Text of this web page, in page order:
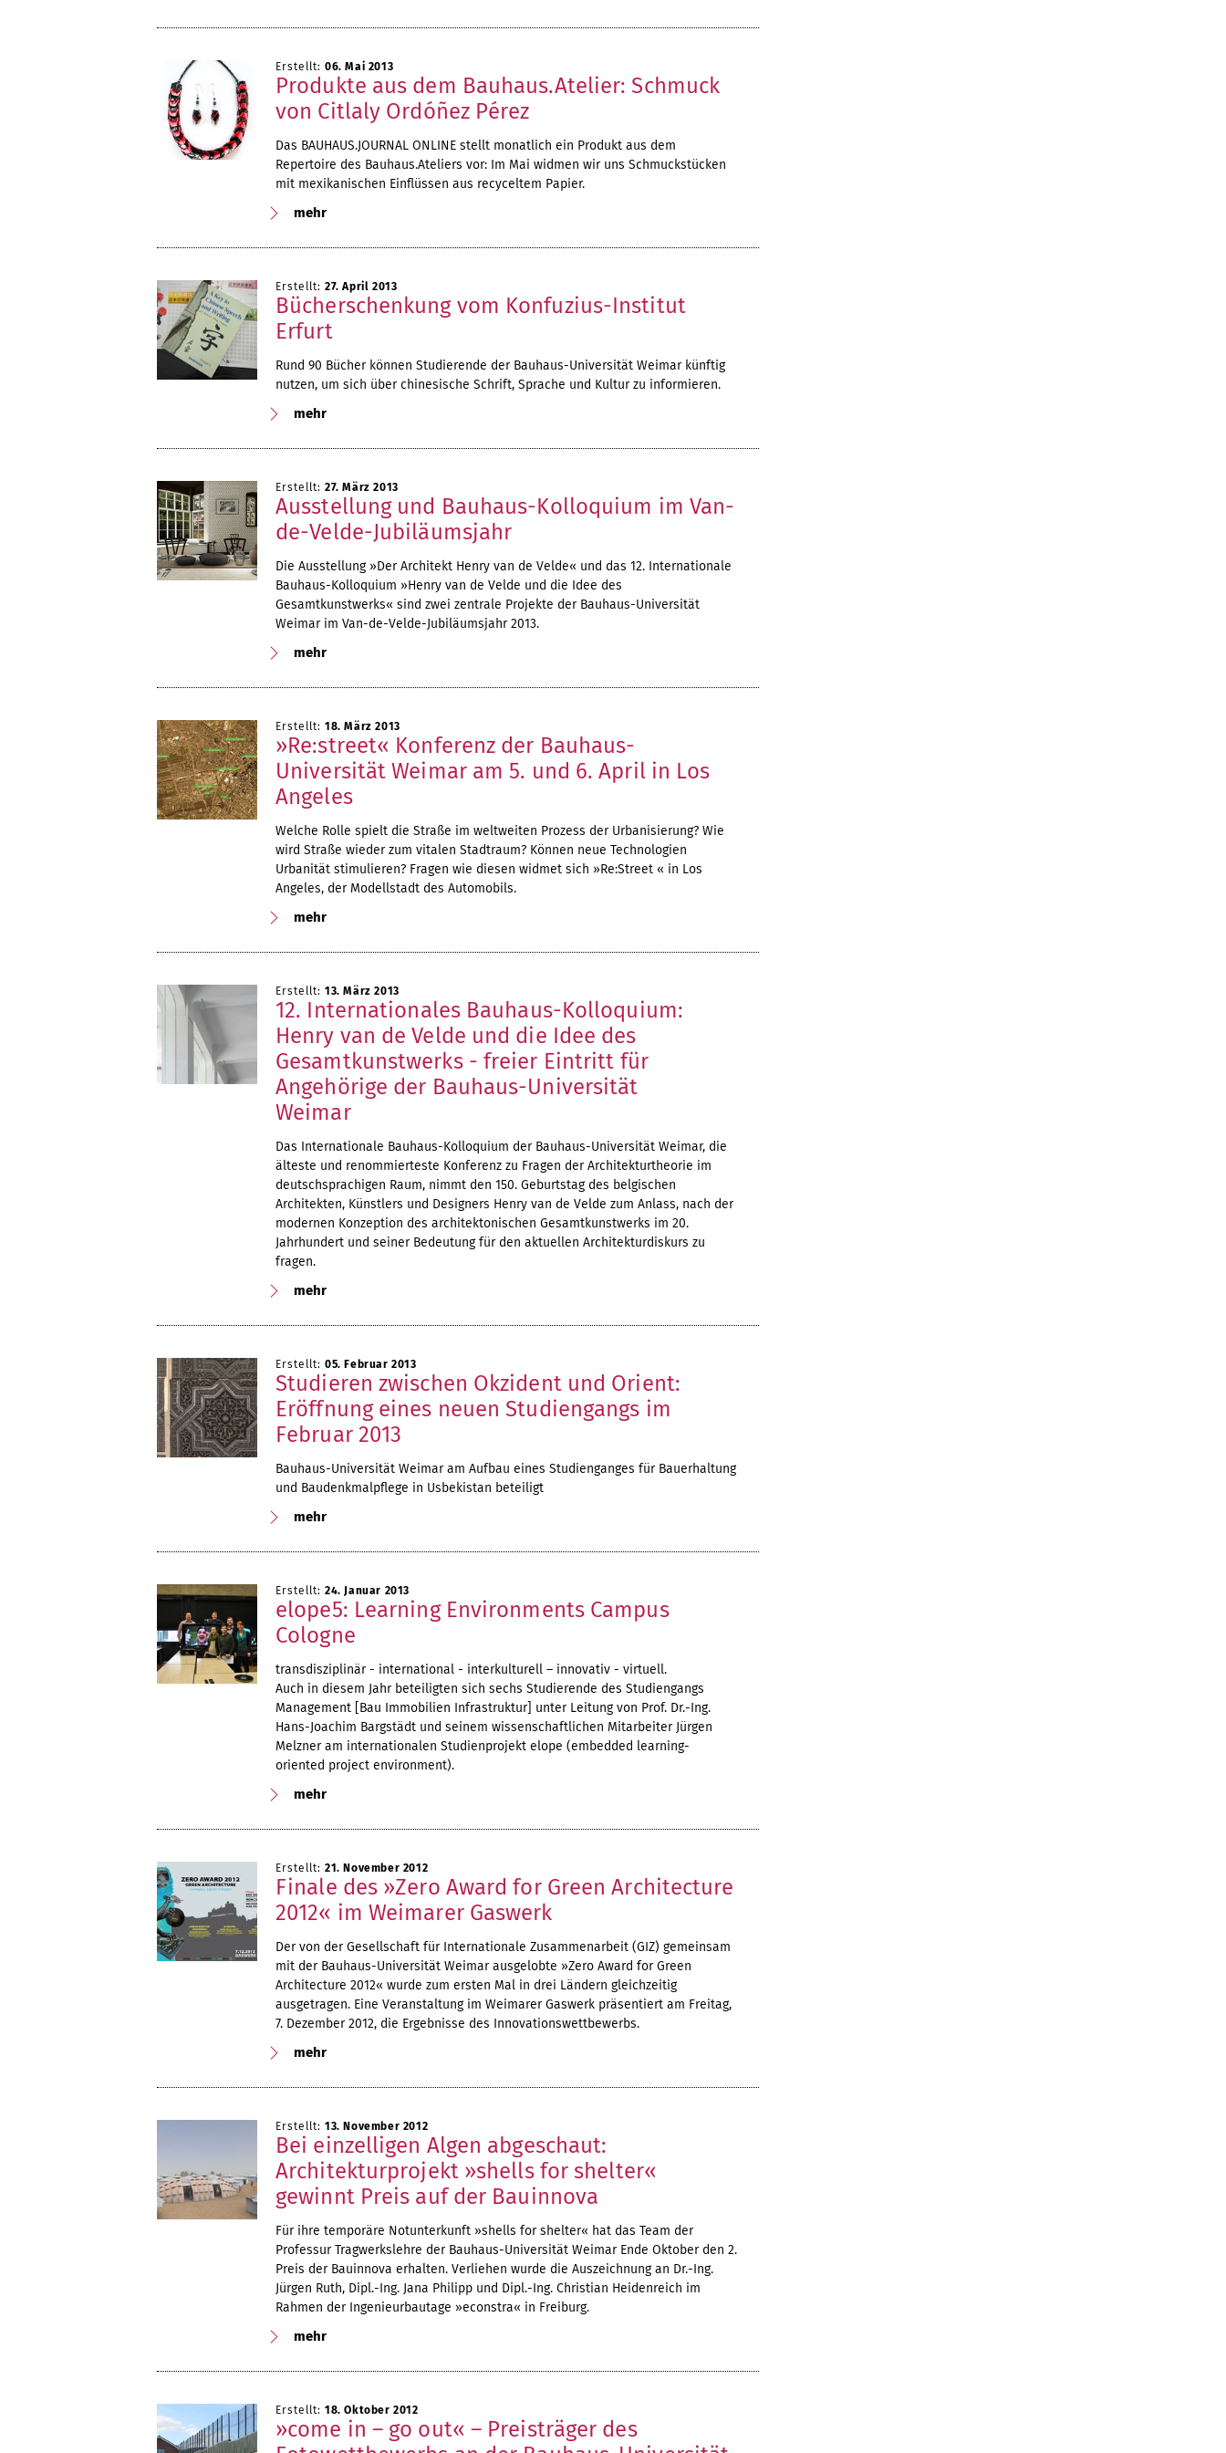
Erstellt: 06. Mai 2013
Produkte aus dem Bauhaus.Atelier: Schmuck
von Citlaly Ordóñez Pérez
Das BAUHAUS.JOURNAL ONLINE stellt monatlich ein Produkt aus dem
Repertoire des Bauhaus.Ateliers vor: Im Mai widmen wir uns Schmuckstücken
mit mexikanischen Einflüssen aus recyceltem Papier.
mehr
Erstellt: 27. April 2013
Bücherschenkung vom Konfuzius-Institut
Erfurt
Rund 90 Bücher können Studierende der Bauhaus-Universität Weimar künftig
nutzen, um sich über chinesische Schrift, Sprache und Kultur zu informieren.
mehr
Erstellt: 27. März 2013
Ausstellung und Bauhaus-Kolloquium im Van-
de-Velde-Jubiläumsjahr
Die Ausstellung »Der Architekt Henry van de Velde« und das 12. Internationale
Bauhaus-Kolloquium »Henry van de Velde und die Idee des
Gesamtkunstwerks« sind zwei zentrale Projekte der Bauhaus-Universität
Weimar im Van-de-Velde-Jubiläumsjahr 2013.
mehr
Erstellt: 18. März 2013
»Re:street« Konferenz der Bauhaus-
Universität Weimar am 5. und 6. April in Los
Angeles
Welche Rolle spielt die Straße im weltweiten Prozess der Urbanisierung? Wie
wird Straße wieder zum vitalen Stadtraum? Können neue Technologien
Urbanität stimulieren? Fragen wie diesen widmet sich »Re:Street « in Los
Angeles, der Modellstadt des Automobils.
mehr
Erstellt: 13. März 2013
12. Internationales Bauhaus-Kolloquium:
Henry van de Velde und die Idee des
Gesamtkunstwerks - freier Eintritt für
Angehörige der Bauhaus-Universität
Weimar
Das Internationale Bauhaus-Kolloquium der Bauhaus-Universität Weimar, die
älteste und renommierteste Konferenz zu Fragen der Architekturtheorie im
deutschsprachigen Raum, nimmt den 150. Geburtstag des belgischen
Architekten, Künstlers und Designers Henry van de Velde zum Anlass, nach der
modernen Konzeption des architektonischen Gesamtkunstwerks im 20.
Jahrhundert und seiner Bedeutung für den aktuellen Architekturdiskurs zu
fragen.
mehr
Erstellt: 05. Februar 2013
Studieren zwischen Okzident und Orient:
Eröffnung eines neuen Studiengangs im
Februar 2013
Bauhaus-Universität Weimar am Aufbau eines Studienganges für Bauerhaltung
und Baudenkmalpflege in Usbekistan beteiligt
mehr
Erstellt: 24. Januar 2013
elope5: Learning Environments Campus
Cologne
transdisziplinär - international - interkulturell – innovativ - virtuell.
Auch in diesem Jahr beteiligten sich sechs Studierende des Studiengangs
Management [Bau Immobilien Infrastruktur] unter Leitung von Prof. Dr.-Ing.
Hans-Joachim Bargstädt und seinem wissenschaftlichen Mitarbeiter Jürgen
Melzner am internationalen Studienprojekt elope (embedded learning-
oriented project environment).
mehr
Erstellt: 21. November 2012
Finale des »Zero Award for Green Architecture
2012« im Weimarer Gaswerk
Der von der Gesellschaft für Internationale Zusammenarbeit (GIZ) gemeinsam
mit der Bauhaus-Universität Weimar ausgelobte »Zero Award for Green
Architecture 2012« wurde zum ersten Mal in drei Ländern gleichzeitig
ausgetragen. Eine Veranstaltung im Weimarer Gaswerk präsentiert am Freitag,
7. Dezember 2012, die Ergebnisse des Innovationswettbewerbs.
mehr
Erstellt: 13. November 2012
Bei einzelligen Algen abgeschaut:
Architekturprojekt »shells for shelter«
gewinnt Preis auf der Bauinnova
Für ihre temporäre Notunterkunft »shells for shelter« hat das Team der
Professur Tragwerkslehre der Bauhaus-Universität Weimar Ende Oktober den 2.
Preis der Bauinnova erhalten. Verliehen wurde die Auszeichnung an Dr.-Ing.
Jürgen Ruth, Dipl.-Ing. Jana Philipp und Dipl.-Ing. Christian Heidenreich im
Rahmen der Ingenieurbautage »econstra« in Freiburg.
mehr
Erstellt: 18. Oktober 2012
»come in – go out« – Preisträger des